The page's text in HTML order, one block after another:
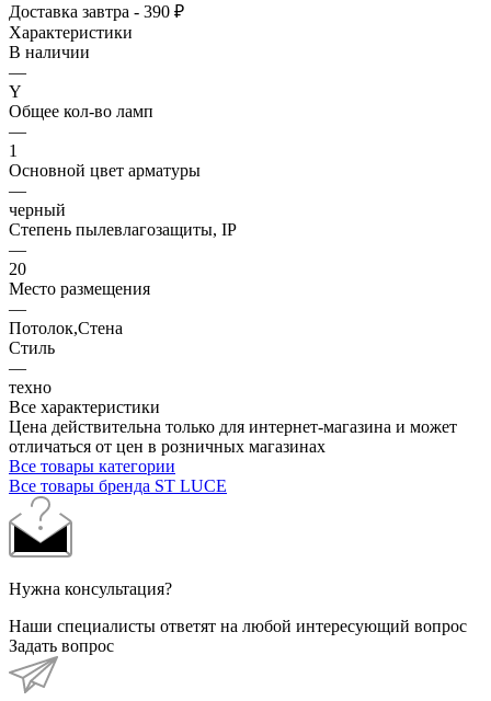
Доставка завтра - 390 ₽
Характеристики
В наличии
—
Y
Общее кол-во ламп
—
1
Основной цвет арматуры
—
черный
Степень пылевлагозащиты, IP
—
20
Место размещения
—
Потолок,Стена
Стиль
—
техно
Все характеристики
Цена действительна только для интернет-магазина и может
отличаться от цен в розничных магазинах
Все товары категории
Все товары бренда ST LUCE
Нужна консультация?
Наши специалисты ответят на любой интересующий вопрос
Задать вопрос